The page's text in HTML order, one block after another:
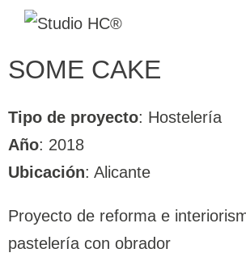
SOME CAKE
Tipo de proyecto: Hostelería
Año: 2018
Ubicación: Alicante
Proyecto de reforma e
pastelería con obrador